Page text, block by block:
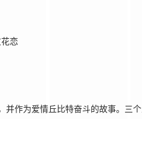
恋
作为爱情丘比特奋斗的故事。三